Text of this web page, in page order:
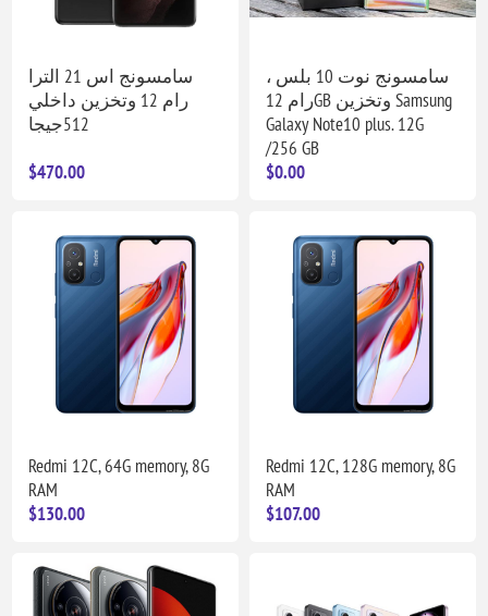
سامسونج اس 21 الترا
رام 12 وتخزين داخلي
512جيجا
$470.00
سامسونج نوت 10 بلس ،
رام 12GB وتخزين Samsung
Galaxy Note10 plus. 12G
/256 GB
$0.00
Redmi 12C, 64G memory, 8G
RAM
$130.00
Redmi 12C, 128G memory, 8G
RAM
$107.00